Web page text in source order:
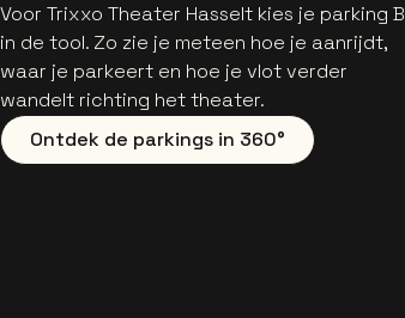
Voor Trixxo Theater Hasselt kies je parking B
in de tool. Zo zie je meteen hoe je aanrijdt,
waar je parkeert en hoe je vlot verder
wandelt richting het theater.
Ontdek de parkings in 360°